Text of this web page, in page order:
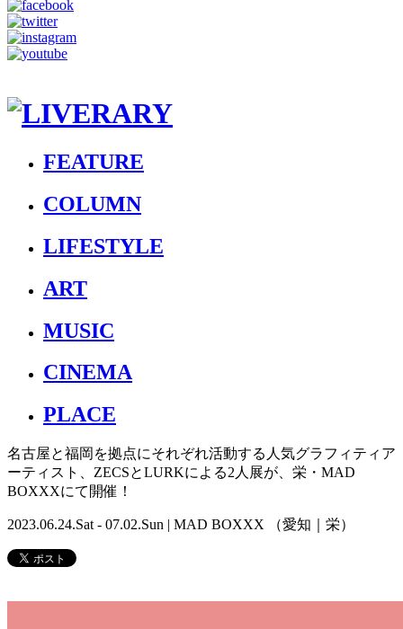
FEATURE
COLUMN
LIFESTYLE
ART
MUSIC
CINEMA
PLACE
名古屋と福岡を拠点にそれぞれ活動する人気グラフィティア
ーティスト、ZECSとLURKによる2人展が、栄・MAD
BOXXXにて開催！
2023.06.24.Sat - 07.02.Sun | MAD BOXXX （愛知｜栄）